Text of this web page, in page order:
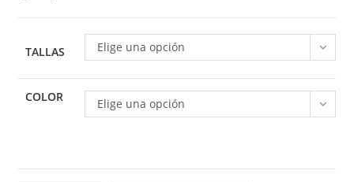
TALLAS Elige una opción
COLOR Elige una opción